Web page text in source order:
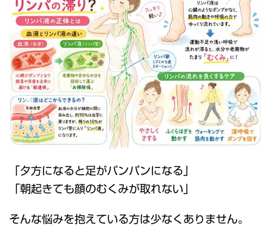
「夕方になると足がパンパンになる」
「朝起きても顔のむくみが取れない」
そんな悩みを抱えている方は少なくありません。